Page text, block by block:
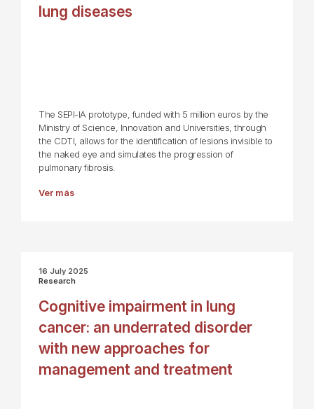
lung diseases
The SEPI-IA prototype, funded with 5 million euros by the
Ministry of Science, Innovation and Universities, through
the CDTI, allows for the identification of lesions invisible to
the naked eye and simulates the progression of
pulmonary fibrosis.
Ver más
16 July 2025
Research
Cognitive impairment in lung
cancer: an underrated disorder
with new approaches for
management and treatment